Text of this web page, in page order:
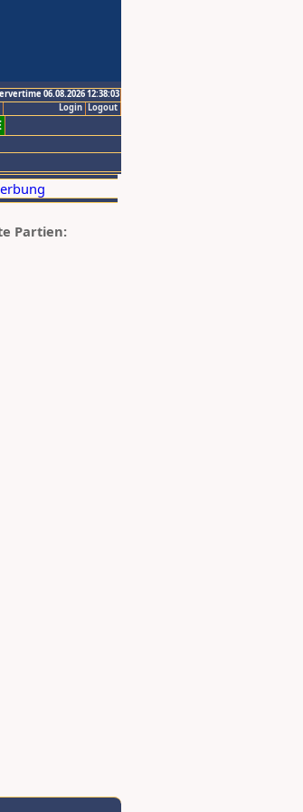
06.08.2026 12:38:03
Logout
Login
Partien: